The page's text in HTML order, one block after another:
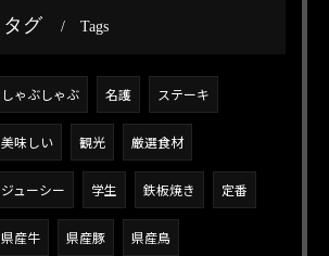
タグ Tags
しゃぶしゃぶ 名護 ステーキ
美味しい 観光 厳選食材
ジューシー 学生 鉄板焼き 定番
県産牛 県産豚 県産鳥